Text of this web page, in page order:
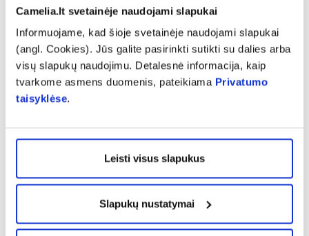
Camelia.lt svetainėje naudojami slapukai
Informuojame, kad šioje svetainėje naudojami slapukai
(angl. Cookies). Jūs galite pasirinkti sutikti su dalies arba
visų slapukų naudojimu. Detalesnė informacija, kaip
tvarkome asmens duomenis, pateikiama Privatumo
taisyklėse.
Leisti visus slapukus
Slapukų nustatymai
vadovė.
Daugiau informacijos apie visą mėnesį
vaistinėje vyksiančias staigmenas rasite čia:
„Camelia“ vaistinė atveria naujo koncepto patalpas PPC „Ozas“
| Camelia
Vaistinių tinklo „Camelia“ profesionalų komanda
kuria sveikesnę ateitį kiekvienam ne tik
užtikrinant aukščiausios kokybės farmacinės
paslaugos teikimą pacientams, bet ir siekiant,